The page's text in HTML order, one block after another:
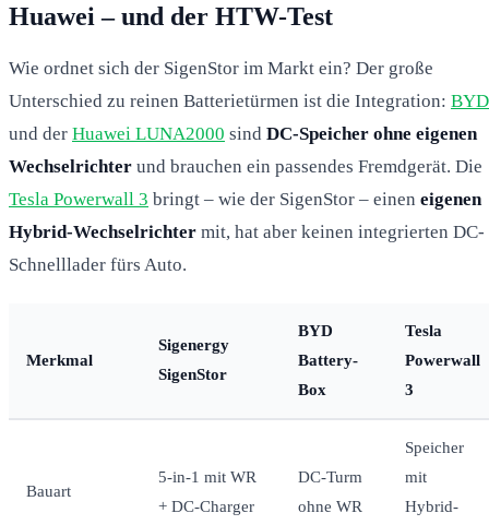
Huawei – und der HTW-Test
Wie ordnet sich der SigenStor im Markt ein? Der große
Unterschied zu reinen Batterietürmen ist die Integration: BYD
und der Huawei LUNA2000 sind DC-Speicher ohne eigenen
Wechselrichter und brauchen ein passendes Fremdgerät. Die
Tesla Powerwall 3 bringt – wie der SigenStor – einen eigenen
Hybrid-Wechselrichter mit, hat aber keinen integrierten DC-
Schnelllader fürs Auto.
Merkmal
Sigenergy
SigenStor
BYD
Battery-
Box
Tesla
Powerwall
3
Bauart
5-in-1 mit WR
+ DC-Charger
DC-Turm
ohne WR
Speicher
mit
Hybrid-